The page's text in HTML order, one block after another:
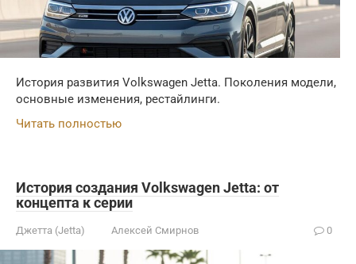
История развития Volkswagen Jetta. Поколения модели,
основные изменения, рестайлинги.
Читать полностью
История создания Volkswagen Jetta: от
концепта к серии
Джетта (Jetta) Алексей Смирнов 0